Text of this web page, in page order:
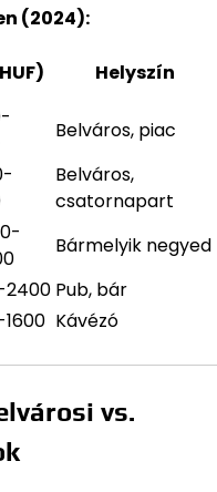
(2024):
Helyszín
Belváros, piac
Belváros,
csatornapart
Bármelyik negyed
2400 Pub, bár
Kávézó
vs.